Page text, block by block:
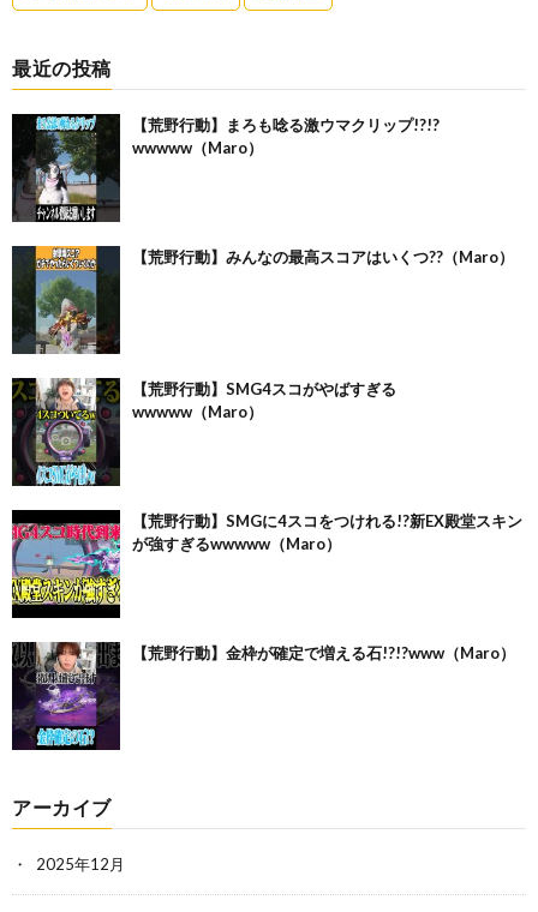
最近の投稿
【荒野行動】まろも唸る激ウマクリップ!?!?
wwwww（Maro）
【荒野行動】みんなの最高スコアはいくつ??（Maro）
【荒野行動】SMG4スコがやばすぎる
wwwww（Maro）
【荒野行動】SMGに4スコをつけれる!?新EX殿堂スキン
が強すぎるwwwww（Maro）
【荒野行動】金枠が確定で増える石!?!?www（Maro）
アーカイブ
2025年12月